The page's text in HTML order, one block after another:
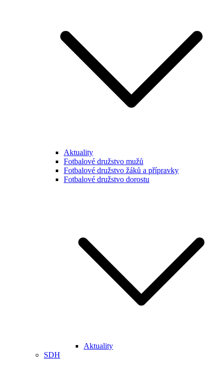
Aktuality
Fotbalové družstvo mužů
Fotbalové družstvo žáků a přípravky
Fotbalové družstvo dorostu
Aktuality
SDH